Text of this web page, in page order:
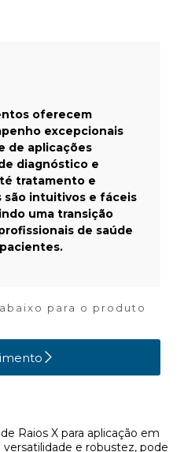
oferecem
excepcionais
de aplicações
diagnóstico e
tratamento e
são intuitivos e fáceis
uma transição
de saúde
para o produto
Raios X para aplicação em
e robustez, pode